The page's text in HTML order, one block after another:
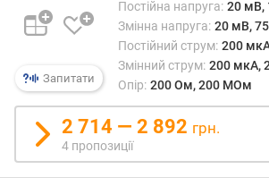
і
д
о
р
о
г
и
х
Запитати
Постійна напруга: 20 мВ,
Змінна напруга: 20 мВ,
Постійний струм: 200
Змінний струм: 200 мкА,
Опір: 200 Ом, 200 МОм
2 714 — 2 892 грн.
4 пропозиції